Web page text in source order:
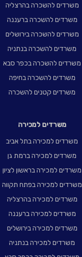
משרדים להשכרה בהרצליה
משרדים להשכרה ברעננה
משרדים להשכרה בירושלים
משרדים להשכרה בנתניה
משרדים להשכרה בכפר סבא
משרדים להשכרה בחיפה
משרדים קטנים להשכרה
משרדים למכירה
משרדים למכירה בתל אביב
משרדים למכירה ברמת גן
משרדים למכירה בראשון לציון
משרדים למכירה בפתח תקווה
משרדים למכירה בהרצליה
משרדים למכירה ברעננה
משרדים למכירה בירושלים
משרדים למכירה בנתניה